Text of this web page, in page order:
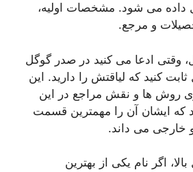
داده می شود. مشخصات اولیه،
و مرجع.
وقتی ادعا می کنید در صدر گوگل
ثابت کنید که لیاقتش را دارید. این
روش ها و نقش مراجع در این
که ایشان آن را مهمترین قسمت
می داند.
اگر نام یکی از بهترین